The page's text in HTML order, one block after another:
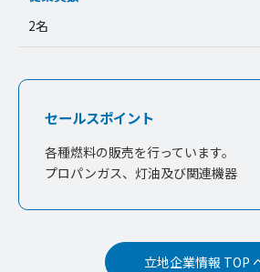
2名
セールスポイント
各種燃料の販売を行っています。
プロパンガス、灯油及び関連機器
立地企業情報 TOP